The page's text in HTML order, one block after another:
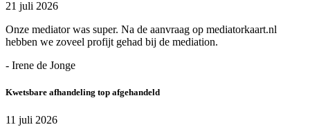
21 juli 2026
Onze mediator was super. Na de aanvraag op mediatorkaart.nl
hebben we zoveel profijt gehad bij de mediation.
- Irene de Jonge
Kwetsbare afhandeling top afgehandeld
11 juli 2026